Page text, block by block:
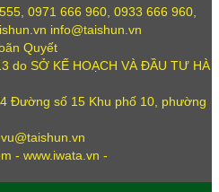
0971 666 960, 0933 666 960,
info@taishun.vn
Quyết
do SỞ KẾ HOẠCH VÀ ĐẦU TƯ HÀ
Đường số 15 Khu phố 10, phường
- www.iwata.vn -